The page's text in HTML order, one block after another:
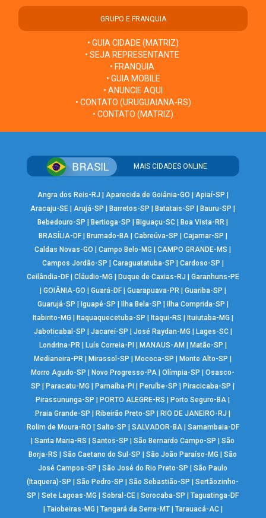
GRUPO E FRANQUIA
• GUIA CIDADE (MATRIZ)
• SEJA REPRESENTANTE
• FRANQUIA
• GUIA MOBILE
• ANUNCIE AQUI
• CONTATO (URUGUAIANA-RS)
• CONTATO (MATRIZ)
MAIS CIDADES ONLINE
Angra dos Reis-RJ Aparecida de Goiânia-GO Apiaí-SP
Aracaju-SE |Arujá-SP Barretos-SP Batatais-SP Bauru-SP
Bebedouro-SP
Bertioga-SP Biguaçu-SC Boa Vista-RR
BRASÍLIA-DF| Brumado-BA| Cabreúva-SP Cajamar-SP
Caldas Novas-GO
|Campo Belo-MG |CAMPO GRANDE-MS
Campos Jordão-SP
Caraguatatuba-SP Cardoso-SP
Ceilândia-DF| Cláudio-MG Duque de Caxias-RJ
Garanhuns-PE
GOIÂNIA-GO Guará-DF| Guarapuava-PR| Guariba-SP
Guarujá-SP
Iguapé-SP Ilha Bela-SP Ilha Comprida-SP
Itabirito-MG
Itaquaquecetuba-SP Itaqui-RS Ituiutaba-MG
Jaboticabal-SP
Jacareí-SP José Raydan-MG Lages-SC|
Londrina-PR| Luís Correia-PI MANAUS-AM Matão-SP
Medianeira-PR
Mirassol-SP Mococa-SP Monte Alto-SP
Morro Agudo-SP
Novo Progresso-PA |Olímpia-SP |Osasco-
SP
Paracatu-MG Parnaíba-PI Peruíbe-SP Piracicaba-SP
Pirassununga-SP
PORTO ALEGRE-RS Porto Seguro-BA
Praia Grande-SP
Ribeirão Preto-SP RIO DE JANEIRO-RJ
Rolim de Moura-RO
Salto-SP SALVADOR-BA| Samambaia-DF
|Santa Maria-RS |Santos-SP |São Bernardo Campo-SP |São
Borja-RS
|São Caetano do Sul-SP |São João Paraíso-MG |São
José Campos-SP
|São José do Rio Preto-SP |São Paulo
(Itaquera)-SP
|São Pedro-SP |São Sebastião-SP |Sertãozinho-
SP
|Sete Lagoas-MG |Sobral-CE |Sorocaba-SP |Taguatinga-DF
Taiobeiras-MG Tangará da Serra-MT| Tarauacá-AC|